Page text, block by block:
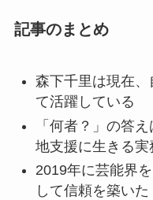
記事のまとめ
森下千里は現在
て活躍している
「何者？」の答
地支援に生きる実
2019年に芸能界
して信頼を築いた